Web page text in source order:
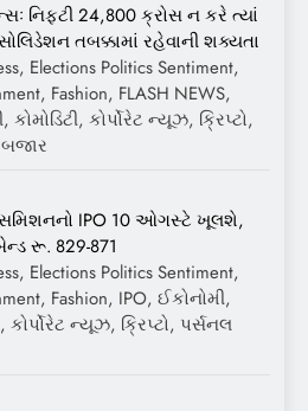
નિફ્ટી 24,800 ક્રોસ ન કરે ત્યાં
તબક્કામાં રહેવાની શક્યતા
Elections Politics Sentiment,
Fashion, FLASH NEWS,
કોમોડિટી, કોર્પોરેટ ન્યૂઝ, ક્રિપ્ટો,
IPO 10 ઓગસ્ટે ખૂલશે,
રૂ. 829-871
Elections Politics Sentiment,
Fashion, IPO, ઈકોનોમી,
કોર્પોરેટ ન્યૂઝ, ક્રિપ્ટો, પર્સનલ